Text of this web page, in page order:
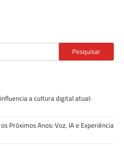
Pesquisar
a cultura digital atual:
Próximos Anos: Voz, IA e Experiência